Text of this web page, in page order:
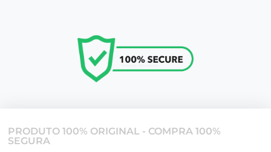
PRODUTO 100% ORIGINAL - COMPRA 100%
SEGURA